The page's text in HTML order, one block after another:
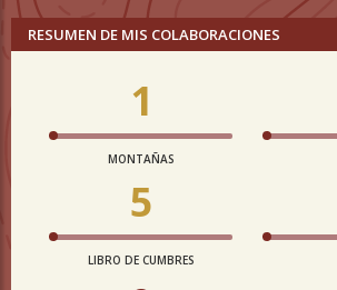
RESUMEN DE MIS COLABORACIONES
1
MONTAÑAS
5
LIBRO DE CUMBRES